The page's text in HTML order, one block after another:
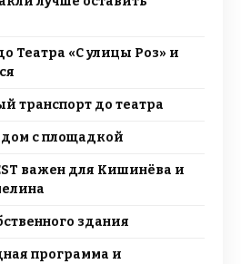
Театра «С улицы Роз» и
транспорт до театра
с площадкой
важен для Кишинёва и
здания
программа и